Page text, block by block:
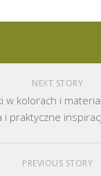
NEXT STORY
w kolorach i
i praktyczne
PREVIOUS STORY